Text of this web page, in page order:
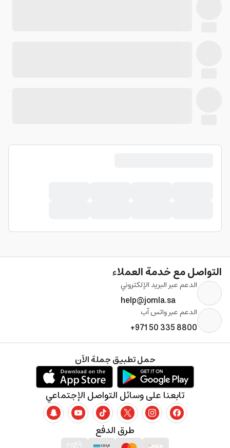
التواصل مع خدمة العملاء
الدعم عبر البريد الإلكتروني
help@jomla.sa
الدعم عبر واتس آب
+971 50 335 8800
طرق الدفع
تابعنا على وسائل التواصل الإجتماعي
حمل تطبيق جملة الآن